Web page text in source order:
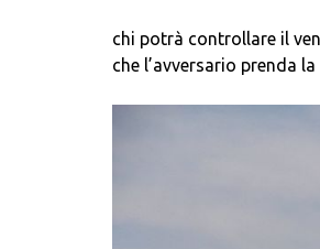
chi potrà controllare il
che l’avversario prenda